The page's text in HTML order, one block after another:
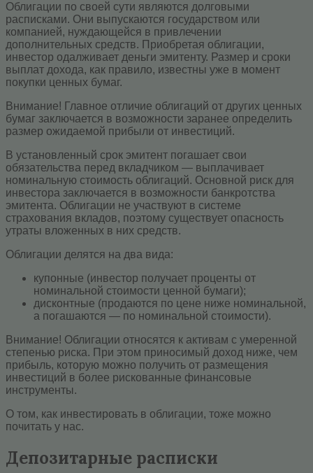
Облигации по своей сути являются долговыми
расписками. Они выпускаются государством или
компанией, нуждающейся в привлечении
дополнительных средств. Приобретая облигации,
инвестор одалживает деньги эмитенту. Размер и сроки
выплат дохода, как правило, известны уже в момент
покупки ценных бумаг.
Внимание! Главное отличие облигаций от других ценных
бумаг заключается в возможности заранее определить
размер ожидаемой прибыли от инвестиций.
В установленный срок эмитент погашает свои
обязательства перед вкладчиком — выплачивает
номинальную стоимость облигаций. Основной риск для
инвестора заключается в возможности банкротства
эмитента. Облигации не участвуют в системе
страхования вкладов, поэтому существует опасность
утраты вложенных в них средств.
Облигации делятся на два вида:
купонные (инвестор получает проценты от
номинальной стоимости ценной бумаги);
дисконтные (продаются по цене ниже номинальной,
а погашаются — по номинальной стоимости).
Внимание! Облигации относятся к активам с умеренной
степенью риска. При этом приносимый доход ниже, чем
прибыль, которую можно получить от размещения
инвестиций в более рискованные финансовые
инструменты.
О том, как инвестировать в облигации, тоже можно
почитать у нас.
Депозитарные расписки